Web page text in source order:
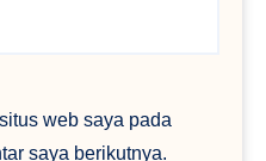
web saya pada
saya berikutnya.